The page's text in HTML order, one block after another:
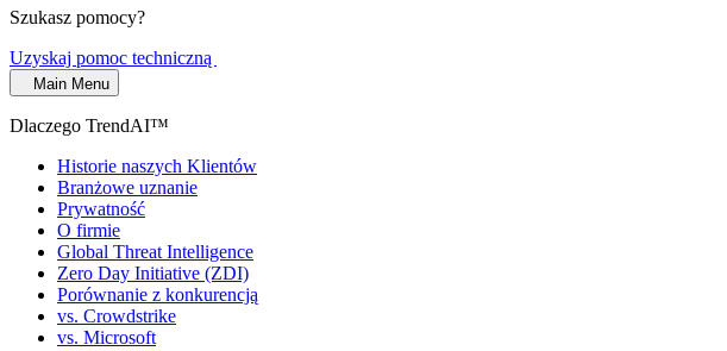
Szukasz pomocy?
Uzyskaj pomoc techniczną
Main Menu
Dlaczego TrendAI™
Historie naszych Klientów
Branżowe uznanie
Prywatność
O firmie
Global Threat Intelligence
Zero Day Initiative (ZDI)
Porównanie z konkurencją
vs. Crowdstrike
vs. Microsoft